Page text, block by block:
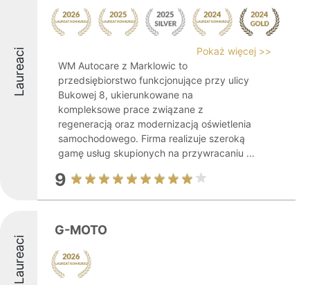
Laureaci
Pokaż więcej >>
WM Autocare z Marklowic to
przedsiębiorstwo funkcjonujące przy ulicy
Bukowej 8, ukierunkowane na
kompleksowe prace związane z
regeneracją oraz modernizacją oświetlenia
samochodowego. Firma realizuje szeroką
gamę usług skupionych na przywracaniu ...
9
Laureaci
G-MOTO